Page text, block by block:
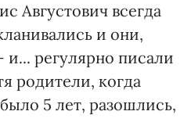
Августович всегда
и они,
и... регулярно писали
родители, когда
5 лет, разошлись,